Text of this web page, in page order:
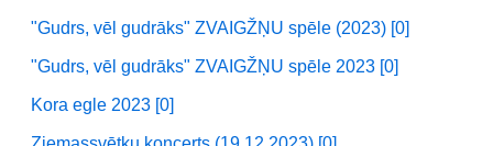
"Gudrs, vēl gudrāks" ZVAIGŽŅU spēle (2023) [0]
"Gudrs, vēl gudrāks" ZVAIGŽŅU spēle 2023 [0]
Kora egle 2023 [0]